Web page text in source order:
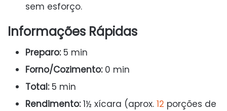
sem esforço.
Informações Rápidas
Preparo:5 min
Forno/Cozimento:0 min
Total:5 min
Rendimento:1½ xícara (aprox. 12 porções de